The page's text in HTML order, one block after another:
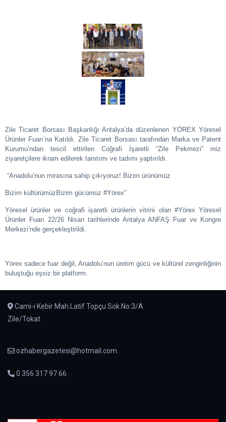
Zile Ticaret Borsası Başkanlığı Antalya’da düzenlenen YÖREX Yöresel
Ürünler Fuarı’na Katıldı. Zile Ticaret Borsası tarafından Marka ve Patent
Kurumu’ndan tescil ettirilen Coğrafi İşaretli “Zile Pekmezi” miz
ziyaretçilere ikram edilerek tanıtımı ve tadımı yaptırıldı.
“Anadolu’nun mirasına sahip çıkıyoruz! Bizim ürünümüz
Bizim kültürümüz Bizim gücümüz #Yörex”
Yöresel ürünler ve coğrafi işaretli ürünlerin vitrini olan #Yörex Yöresel
Ürünler Fuarı 22/26 Nisan tarihlerinde Antalya ANFAŞ Fuar ve Kongre
Merkezi’nde gerçekleştirildi.
Yörex sadece fuar değil, Anadolu’nun üretim gücü ve kültürel zenginliğinin
buluştuğu eşsiz bir platform.
Cami-i Kebir Mah.Latif Topçu Sok.No:3/A
Zile/Tokat
ozhabergazetesi@hotmail.com
0 356 317 97 66